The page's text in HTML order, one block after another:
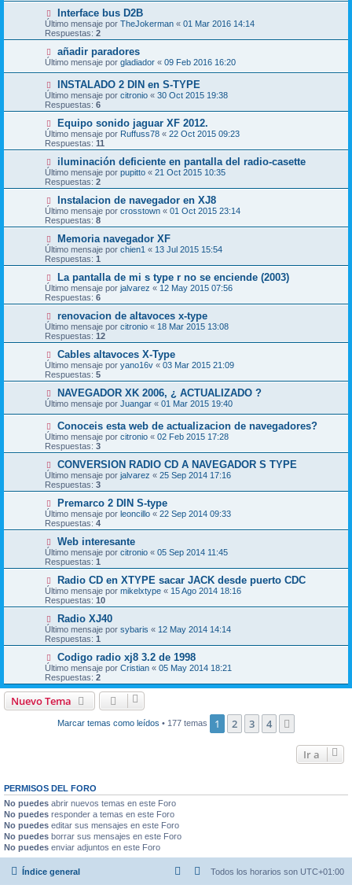
Interface bus D2B
Último mensaje por TheJokerman « 01 Mar 2016 14:14
Respuestas: 2
añadir paradores
Último mensaje por gladiador « 09 Feb 2016 16:20
INSTALADO 2 DIN en S-TYPE
Último mensaje por citronio « 30 Oct 2015 19:38
Respuestas: 6
Equipo sonido jaguar XF 2012.
Último mensaje por Ruffuss78 « 22 Oct 2015 09:23
Respuestas: 11
iluminación deficiente en pantalla del radio-casette
Último mensaje por pupitto « 21 Oct 2015 10:35
Respuestas: 2
Instalacion de navegador en XJ8
Último mensaje por crosstown « 01 Oct 2015 23:14
Respuestas: 8
Memoria navegador XF
Último mensaje por chien1 « 13 Jul 2015 15:54
Respuestas: 1
La pantalla de mi s type r no se enciende (2003)
Último mensaje por jalvarez « 12 May 2015 07:56
Respuestas: 6
renovacion de altavoces x-type
Último mensaje por citronio « 18 Mar 2015 13:08
Respuestas: 12
Cables altavoces X-Type
Último mensaje por yano16v « 03 Mar 2015 21:09
Respuestas: 5
NAVEGADOR XK 2006, ¿ ACTUALIZADO ?
Último mensaje por Juangar « 01 Mar 2015 19:40
Conoceis esta web de actualizacion de navegadores?
Último mensaje por citronio « 02 Feb 2015 17:28
Respuestas: 3
CONVERSION RADIO CD A NAVEGADOR S TYPE
Último mensaje por jalvarez « 25 Sep 2014 17:16
Respuestas: 3
Premarco 2 DIN S-type
Último mensaje por leoncillo « 22 Sep 2014 09:33
Respuestas: 4
Web interesante
Último mensaje por citronio « 05 Sep 2014 11:45
Respuestas: 1
Radio CD en XTYPE sacar JACK desde puerto CDC
Último mensaje por mikelxtype « 15 Ago 2014 18:16
Respuestas: 10
Radio XJ40
Último mensaje por sybaris « 12 May 2014 14:14
Respuestas: 1
Codigo radio xj8 3.2 de 1998
Último mensaje por Cristian « 05 May 2014 18:21
Respuestas: 2
Nuevo Tema
Marcar temas como leídos • 177 temas 1 2 3 4
Ir a
PERMISOS DEL FORO
No puedes abrir nuevos temas en este Foro
No puedes responder a temas en este Foro
No puedes editar sus mensajes en este Foro
No puedes borrar sus mensajes en este Foro
No puedes enviar adjuntos en este Foro
Índice general Todos los horarios son UTC+01:00